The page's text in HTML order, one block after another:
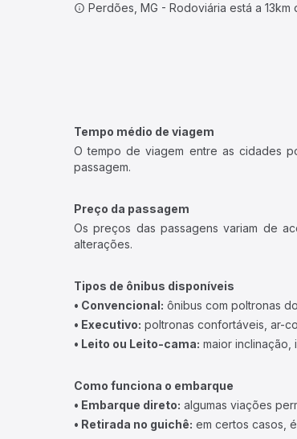
Perdões, MG - Rodoviária está a 13km
Tempo médio de viagem
O tempo de viagem entre as cidades
passagem.
Preço da passagem
Os preços das passagens variam de
alterações.
Tipos de ônibus disponíveis
• Convencional: ônibus com poltronas
• Executivo: poltronas confortáveis, ar-
• Leito ou Leito-cama: maior inclinação,
Como funciona o embarque
• Embarque direto: algumas viações
• Retirada no guichê: em certos casos,